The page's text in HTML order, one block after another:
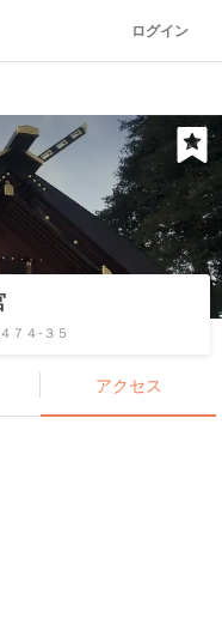
ログイン
７４-３５
アクセス